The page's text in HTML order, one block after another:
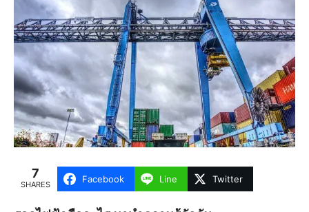
7
SHARES
Facebook Line Twitter